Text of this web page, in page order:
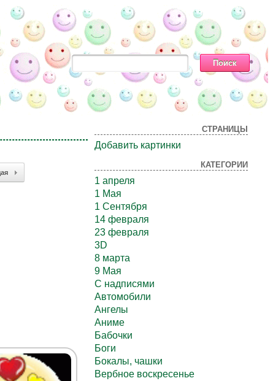
СТРАНИЦЫ
Добавить картинки
КАТЕГОРИИ
1 апреля
1 Мая
1 Сентября
14 февраля
23 февраля
3D
8 марта
9 Мая
C надписями
Автомобили
Ангелы
Аниме
Бабочки
Боги
Бокалы, чашки
Вербное воскресенье